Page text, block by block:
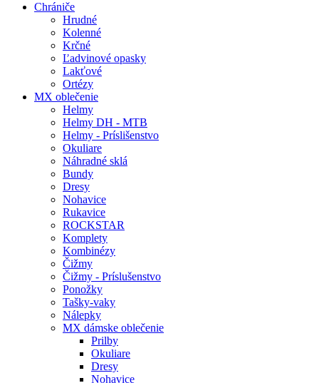
Chrániče
Hrudné
Kolenné
Krčné
Ľadvinové opasky
Lakťové
Ortézy
MX oblečenie
Helmy
Helmy DH - MTB
Helmy - Príslišenstvo
Okuliare
Náhradné sklá
Bundy
Dresy
Nohavice
Rukavice
ROCKSTAR
Komplety
Kombinézy
Čižmy
Čižmy - Príslušenstvo
Ponožky
Tašky-vaky
Nálepky
MX dámske oblečenie
Prilby
Okuliare
Dresy
Nohavice